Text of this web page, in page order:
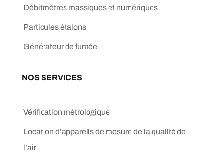
Débitmètres massiques et numériques
Particules étalons
Générateur de fumée
NOS SERVICES
Vérification métrologique
Location d’appareils de mesure de la qualité de
l’air